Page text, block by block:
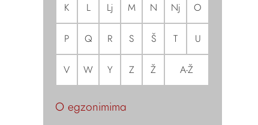
K L Lj M N Nj O
P Q R S Š T U
V W Y Z Ž A-Ž
O egzonimima